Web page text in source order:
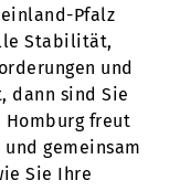
Pfalz
Stabilität,
und
dann sind Sie
Homburg freut
gemeinsam
Sie Ihre